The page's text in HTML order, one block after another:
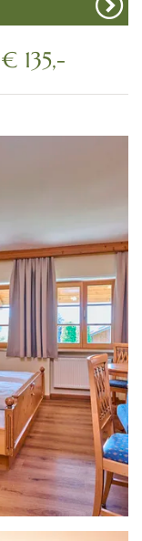
€ 135,-